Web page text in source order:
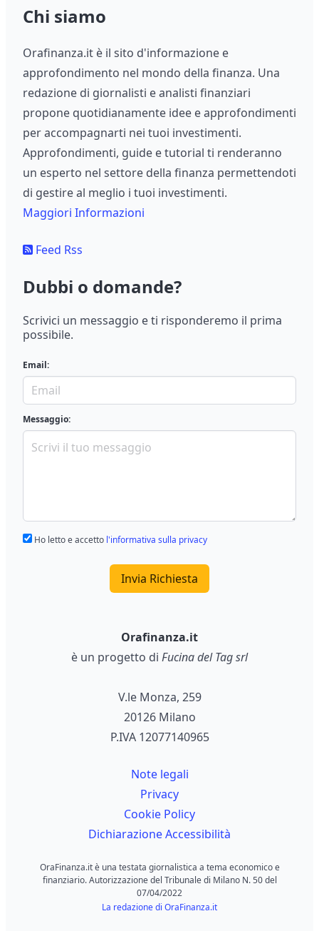
Chi siamo
Orafinanza.it è il sito d'informazione e
approfondimento nel mondo della finanza. Una
redazione di giornalisti e analisti finanziari
propone quotidianamente idee e approfondimenti
per accompagnarti nei tuoi investimenti.
Approfondimenti, guide e tutorial ti renderanno
un esperto nel settore della finanza permettendoti
di gestire al meglio i tuoi investimenti.
Maggiori Informazioni
Feed Rss
Dubbi o domande?
Scrivici un messaggio e ti risponderemo il prima
possibile.
Email:
Messaggio:
Ho letto e accetto l'informativa sulla privacy
Invia Richiesta
Orafinanza.it
è un progetto di Fucina del Tag srl
V.le Monza, 259
20126 Milano
P.IVA 12077140965
Note legali
Privacy
Cookie Policy
Dichiarazione Accessibilità
OraFinanza.it è una testata giornalistica a tema economico e
finanziario. Autorizzazione del Tribunale di Milano N. 50 del
07/04/2022
La redazione di OraFinanza.it